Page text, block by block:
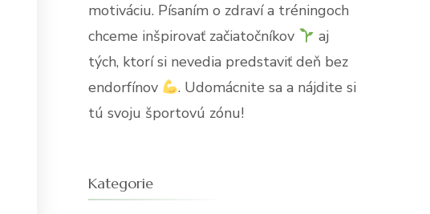
motiváciu. Písaním o zdraví a tréningoch
chceme inšpirovať začiatočníkov
aj
tých, ktorí si nevedia predstaviť deň bez
endorfínov
. Udomácnite sa a nájdite si
tú svoju športovú zónu!
Kategorie